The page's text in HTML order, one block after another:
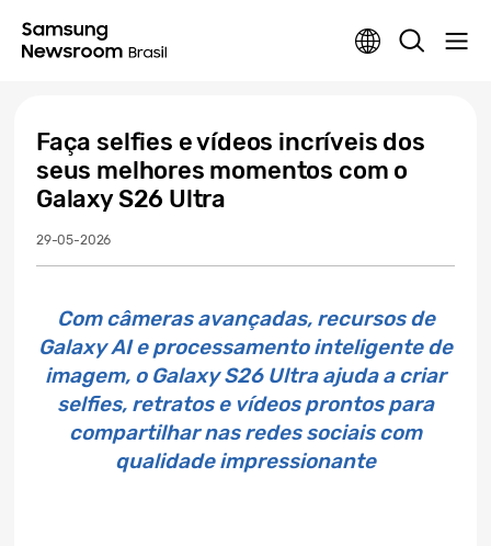
Faça selfies e vídeos incríveis dos
seus melhores momentos com o
Galaxy S26 Ultra
29-05-2026
Com câmeras avançadas, recursos de
Galaxy AI e processamento inteligente de
imagem, o Galaxy S26 Ultra ajuda a criar
selfies, retratos e vídeos prontos para
compartilhar nas redes sociais com
qualidade impressionante